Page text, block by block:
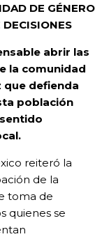
DE GÉNERO
abrir las
la comunidad
que defienda
población
reiteró la
de la
toma de
quienes se